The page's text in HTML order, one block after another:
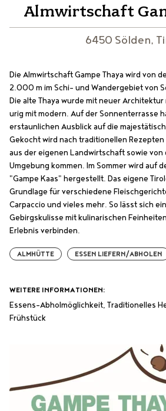
Almwirtschaft
6450 Sölden,
Die Almwirtschaft Gampe Thaya wird von
2.000 m im Schi- und Wandergebiet von
Die alte Thaya wurde mit neuer
urig mit modern. Auf der Sonnenterrasse
erstaunlichen Ausblick auf die
Gekocht wird nach traditionellen
aus der eigenen Landwirtschaft sowie von
Umgebung kommen. Im Sommer wird auf
"Gampe Kaas" hergestellt. Das eigene
Grundlage für verschiedene
Carpaccio und vieles mehr. So lässt sich
Gebirgskulisse mit kulinarischen
Erlebnis verbinden.
ALMHÜTTE ESSEN LIEFERN/ABHOLEN
WEITERE INFORMATIONEN:
Essens-Abholmöglichkeit, Traditionelles
Frühstück